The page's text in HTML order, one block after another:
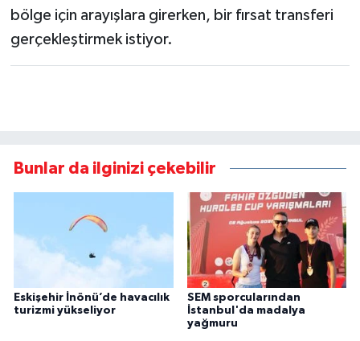
bölge için arayışlara girerken, bir fırsat transferi
gerçekleştirmek istiyor.
Bunlar da ilginizi çekebilir
Eskişehir İnönü’de havacılık
turizmi yükseliyor
SEM sporcularından
İstanbul'da madalya
yağmuru